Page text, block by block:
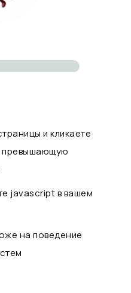
и кликаете
превышающую
javascript в вашем
на поведение